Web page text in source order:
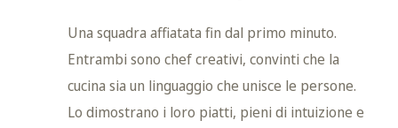
Una squadra affiatata fin dal primo minuto.
Entrambi sono chef creativi, convinti che la
cucina sia un linguaggio che unisce le persone.
Lo dimostrano i loro piatti, pieni di intuizione e